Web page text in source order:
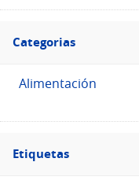
Filtro
Categorias
Categorias
Alimentación
Filtro
Etiquetas
Etiquetas